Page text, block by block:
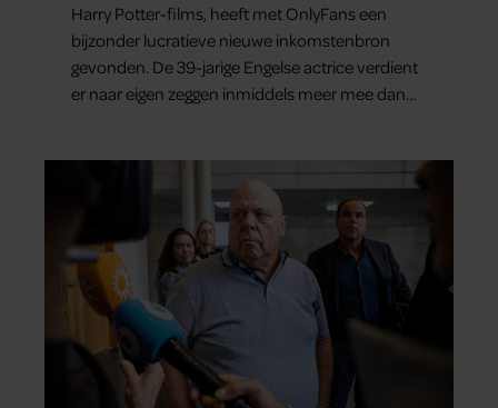
Harry Potter-films, heeft met OnlyFans een
bijzonder lucratieve nieuwe inkomstenbron
gevonden. De 39-jarige Engelse actrice verdient
er naar eigen zeggen inmiddels meer mee dan